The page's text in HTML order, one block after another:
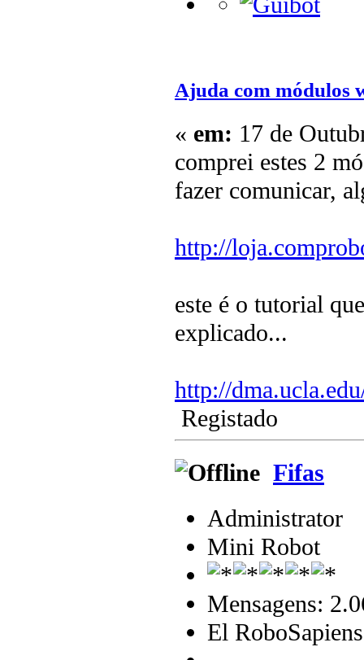
Ajuda com módulos
« em: 17 de
comprei estes 2
fazer comunicar,
http://
este é o tutorial
explicado...
http://
Registado
Fifas
Administrator
Mini Robot
Mensagens:
El RoboSapiens